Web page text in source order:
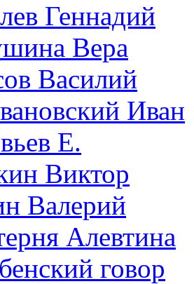
Геннадий
Вера
Василий
Иван
Е.
Виктор
Валерий
Алевтина
говор